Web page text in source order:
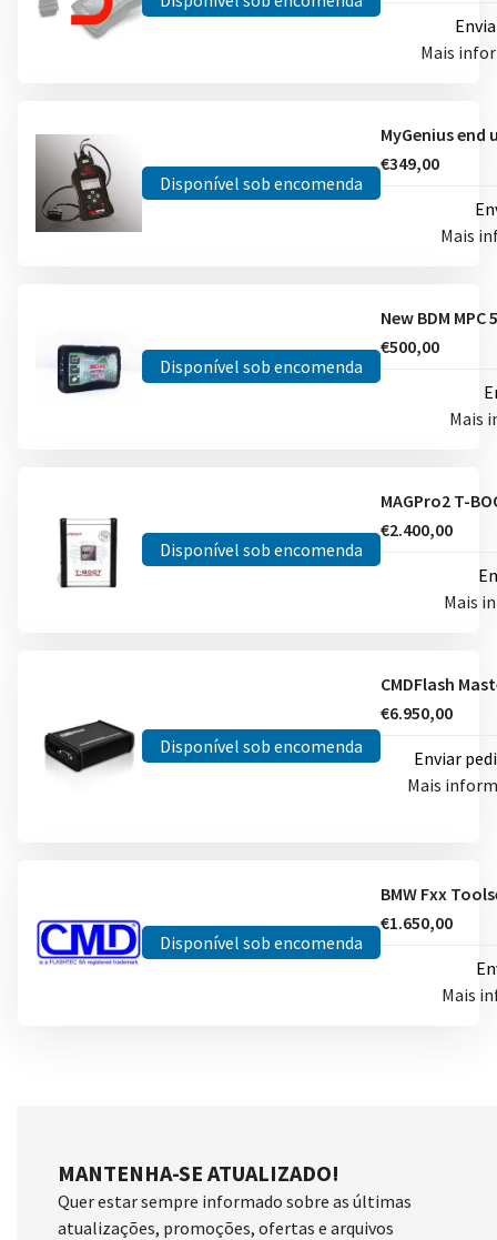
Mais
Disponível sob encomenda
€349,00
Mais
Disponível sob encomenda
€500,00
Mais
Disponível sob encomenda
€2.400,00
Mais
Disponível sob encomenda
€6.950,00
Enviar
Mais
Disponível sob encomenda
€1.650,00
Mais
MANTENHA-SE ATUALIZADO!
Quer estar sempre informado sobre as últimas
atualizações, promoções, ofertas e arquivos